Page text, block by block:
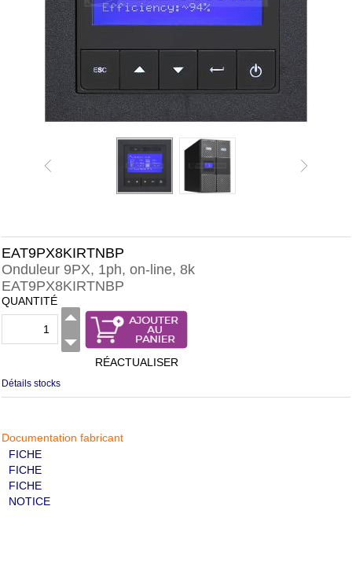
EAT9PX8KIRTNBP
Onduleur 9PX, 1ph, on-line, 8k
EAT9PX8KIRTNBP
QUANTITÉ
RÉACTUALISER
Détails stocks
Documentation fabricant
FICHE
FICHE
FICHE
NOTICE